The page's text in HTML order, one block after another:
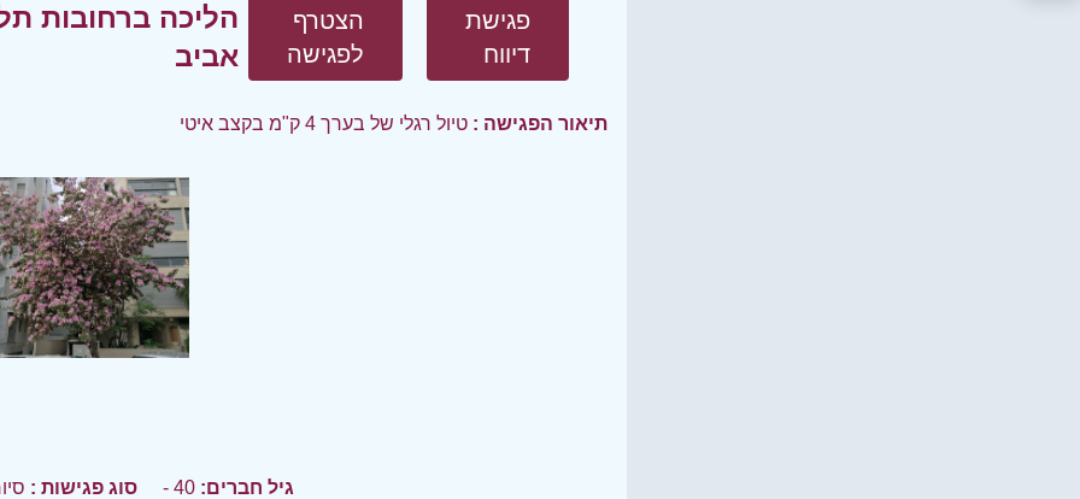
הליכה ברחובות
אביב
הצטרף
לפגישה
פגישת
דיווח
תיאור הפגישה : טיול רגלי של בערך 4 ק"מ בקצב איטי
סוג פגישות : גיל חברים:
40 -